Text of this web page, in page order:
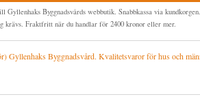
Gyllenhaks Byggnadsvårds webbutik. Snabbkassa via
krävs. Fraktfritt när du handlar för 2400 kronor eller mer.